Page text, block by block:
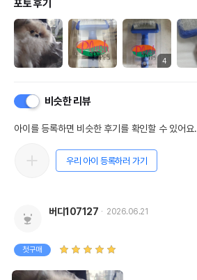
포토 후기
4
비슷한 리뷰
아이를 등록하면 비슷한 후기를 확인할 수 있어요.
우리 아이 등록하러 가기
버디107127 2026.06.21
첫구매